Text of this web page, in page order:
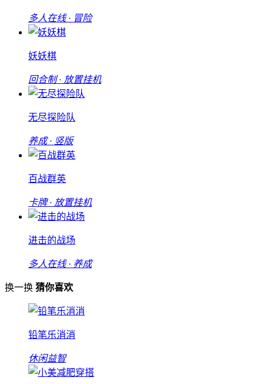
多人在线 · 冒险
妖妖棋
回合制 · 放置挂机
无尽探险队
养成 · 竖版
百战群英
卡牌 · 放置挂机
进击的战场
多人在线 · 养成
换一换 猜你喜欢
铅笔乐消消
休闲益智